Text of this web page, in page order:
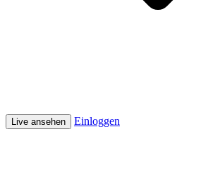
Live ansehen Einloggen